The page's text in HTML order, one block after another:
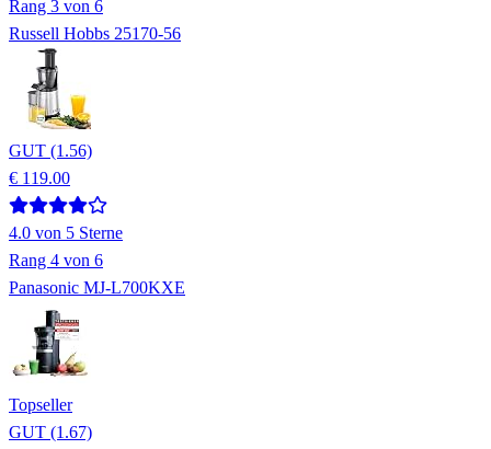
Rang 3 von 6
Russell Hobbs 25170-56
GUT (1.56)
€ 119.00
4.0 von 5 Sterne
Rang 4 von 6
Panasonic MJ-L700KXE
Topseller
GUT (1.67)